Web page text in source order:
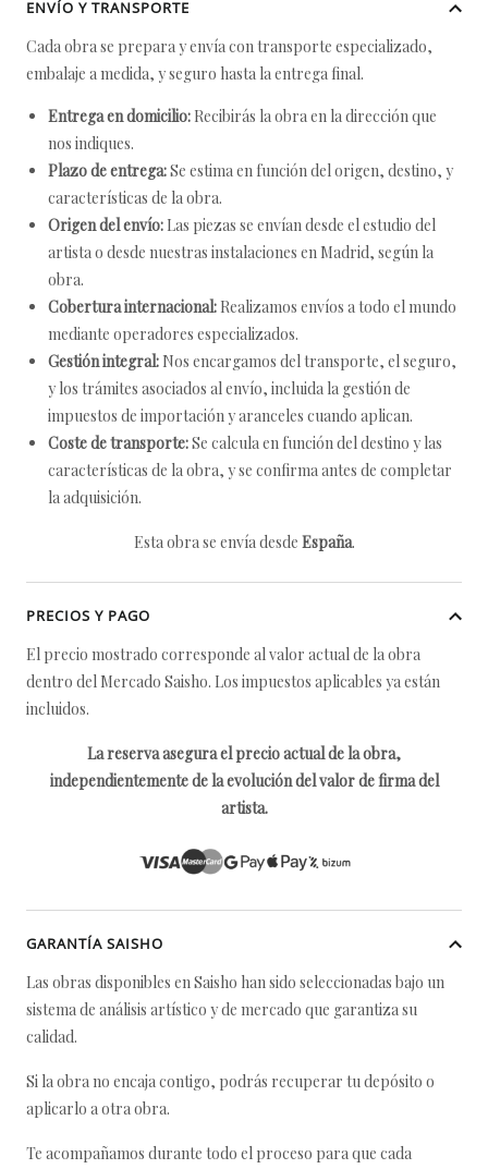
ENVÍO Y TRANSPORTE
Cada obra se prepara y envía con transporte especializado,
embalaje a medida, y seguro hasta la entrega final.
Entrega en domicilio: Recibirás la obra en la dirección que
nos indiques.
Plazo de entrega:Se estima en función del origen, destino, y
características de la obra.
Origen del envío: Las piezas se envían desde el estudio del
artista o desde nuestras instalaciones en Madrid, según la
obra.
Cobertura internacional: Realizamos envíos a todo el mundo
mediante operadores especializados.
Gestión integral: Nos encargamos del transporte, el seguro,
y los trámites asociados al envío, incluida la gestión de
impuestos de importación y aranceles cuando aplican.
Coste de transporte:Se calcula en función del destino y las
características de la obra, y se confirma antes de completar
la adquisición.
Esta obra se envía desde España.
PRECIOS Y PAGO
El precio mostrado corresponde al valor actual de la obra
dentro del Mercado Saisho. Los impuestos aplicables ya están
incluidos.
La reserva asegura el precio actual de la obra,
independientemente de la evolución del valor de firma del
artista.
GARANTÍA SAISHO
Las obras disponibles en Saisho han sido seleccionadas bajo un
sistema de análisis artístico y de mercado que garantiza su
calidad.
Si la obra no encaja contigo, podrás recuperar tu depósito o
aplicarlo a otra obra.
Te acompañamos durante todo el proceso para que cada